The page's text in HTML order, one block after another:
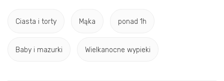
Ciasta i torty Mąka ponad 1h
Baby i mazurki Wielkanocne wypieki